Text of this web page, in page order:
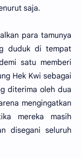
saja.
para tamunya
duduk di tempat
satu memberi
Hek Kwi sebagai
diterima oleh dua
mengingatkan
mereka masih
disegani seluruh